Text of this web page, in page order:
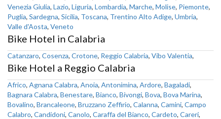
Venezia Giulia, Lazio, Liguria, Lombardia, Marche, Molise, Piemonte,
Puglia, Sardegna, Sicilia, Toscana, Trentino Alto Adige, Umbria,
Valle d'Aosta, Veneto
Bike Hotel in Calabria
Catanzaro, Cosenza, Crotone, Reggio Calabria, Vibo Valentia,
Bike Hotel a Reggio Calabria
Africo, Agnana Calabra, Anoia, Antonimina, Ardore, Bagaladi,
Bagnara Calabra, Benestare, Bianco, Bivongi, Bova, Bova Marina,
Bovalino, Brancaleone, Bruzzano Zeffirio, Calanna, Camini, Campo
Calabro, Candidoni, Canolo, Caraffa del Bianco, Cardeto, Careri,